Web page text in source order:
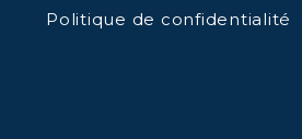
Politique de confidentialité